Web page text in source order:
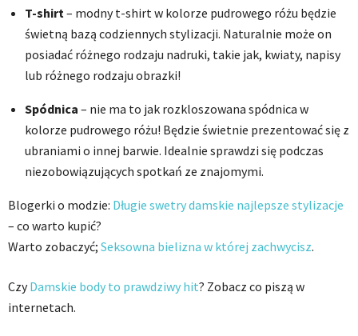
T-shirt – modny t-shirt w kolorze pudrowego różu będzie
świetną bazą codziennych stylizacji. Naturalnie może on
posiadać różnego rodzaju nadruki, takie jak, kwiaty, napisy
lub różnego rodzaju obrazki!
Spódnica – nie ma to jak rozkloszowana spódnica w
kolorze pudrowego różu! Będzie świetnie prezentować się z
ubraniami o innej barwie. Idealnie sprawdzi się podczas
niezobowiązujących spotkań ze znajomymi.
Blogerki o modzie: Długie swetry damskie najlepsze stylizacje
– co warto kupić?
Warto zobaczyć; Seksowna bielizna w której zachwycisz.
CzyDamskie body to prawdziwy hit? Zobacz co piszą w
internetach.